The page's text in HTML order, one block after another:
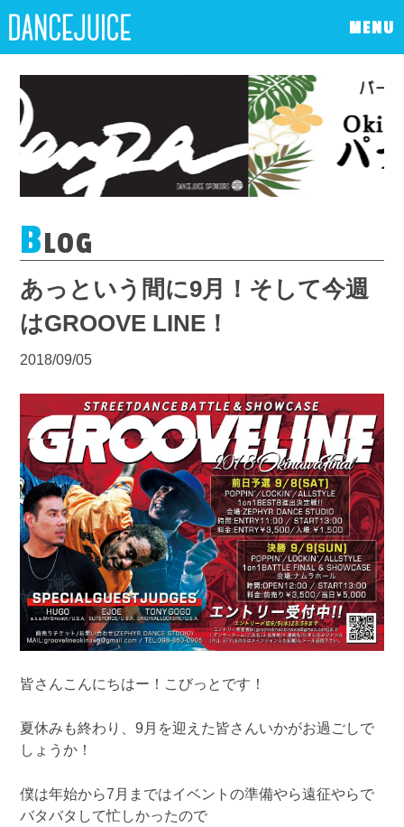
MENU
BLOG
あっという間に9月！そして今週
はGROOVE LINE！
2018/09/05
皆さんこんにちはー！こびっとです！
夏休みも終わり、9月を迎えた皆さんいかがお過ごしで
しょうか！
僕は年始から7月まではイベントの準備やら遠征やらで
バタバタして忙しかったので